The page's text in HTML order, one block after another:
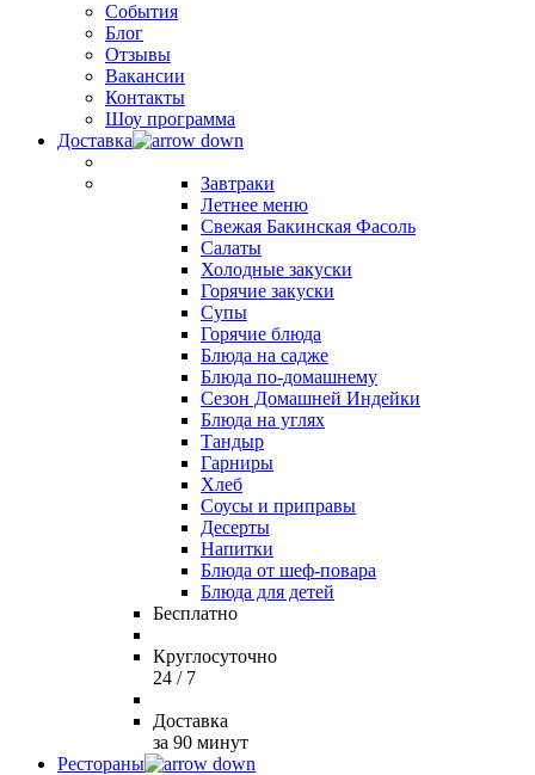
События
Блог
Отзывы
Вакансии
Контакты
Шоу программа
Доставка
Завтраки
Летнее меню
Свежая Бакинская Фасоль
Салаты
Холодные закуски
Горячие закуски
Супы
Горячие блюда
Блюда на садже
Блюда по-домашнему
Сезон Домашней Индейки
Блюда на углях
Тандыр
Гарниры
Хлеб
Соусы и приправы
Десерты
Напитки
Блюда от шеф-повара
Блюда для детей
Бесплатно
Круглосуточно
24 / 7
Доставка
за 90 минут
Рестораны